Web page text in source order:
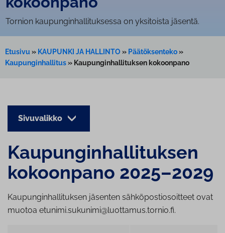
Tornion kaupunginhallituksessa on yksitoista jäsentä.
Etusivu » KAUPUNKI JA HALLINTO » Päätöksenteko»
Kaupunginhallitus» Kaupunginhallituksen kokoonpano
Sivuvalikko
Kau­pun­gin­hal­li­tuk­sen
kokoonpano 2025–2029
Kaupunginhallituksen jäsenten sähköpostiosoitteet ovat
muotoa etunimi.sukunimi@luottamus.tornio.fi.